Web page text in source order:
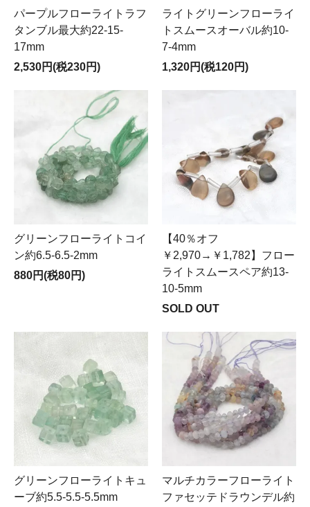
パープルフローライトラフ
タンブル最大約22-15-
17mm
2,530円(税230円)
ライトグリーンフローライ
トスムースオーバル約10-
7-4mm
1,320円(税120円)
グリーンフローライトコイ
ン約6.5-6.5-2mm
880円(税80円)
【40％オフ
￥2,970→￥1,782】フロー
ライトスムースペア約13-
10-5mm
SOLD OUT
グリーンフローライトキュ
ーブ約5.5-5.5-5.5mm
マルチカラーフローライト
ファセッテドラウンデル約